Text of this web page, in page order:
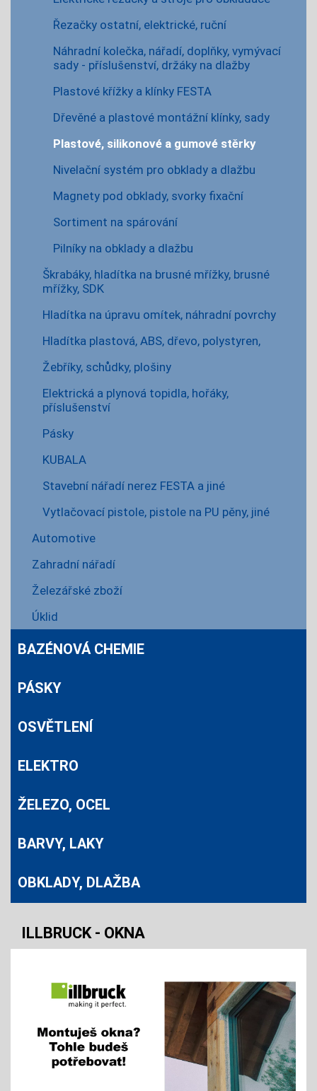
Řezačky ostatní, elektrické, ruční
Náhradní kolečka, nářadí, doplňky, vymývací
sady - příslušenství, držáky na dlažby
Plastové křížky a klínky FESTA
Dřevěné a plastové montážní klínky, sady
Plastové, silikonové a gumové stěrky
Nivelační systém pro obklady a dlažbu
Magnety pod obklady, svorky fixační
Sortiment na spárování
Pilníky na obklady a dlažbu
Škrabáky, hladítka na brusné mřížky, brusné
mřížky, SDK
Hladítka na úpravu omítek, náhradní povrchy
Hladítka plastová, ABS, dřevo, polystyren,
Žebříky, schůdky, plošiny
Elektrická a plynová topidla, hořáky,
příslušenství
Pásky
KUBALA
Stavební nářadí nerez FESTA a jiné
Vytlačovací pistole, pistole na PU pěny, jiné
Automotive
Zahradní nářadí
Železářské zboží
Úklid
BAZÉNOVÁ CHEMIE
PÁSKY
OSVĚTLENÍ
ELEKTRO
ŽELEZO, OCEL
BARVY, LAKY
OBKLADY, DLAŽBA
ILLBRUCK - OKNA